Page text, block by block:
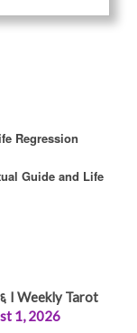
Regression
Guide and Life
I Weekly Tarot
1, 2026